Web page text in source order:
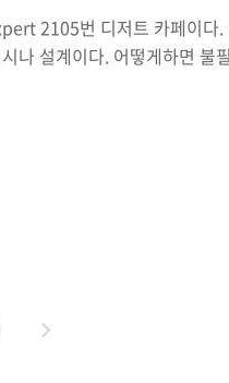
2105번 디저트 카페이다
나 설계이다. 어떻게하면 불
! swexpertacademy.com 1.
다